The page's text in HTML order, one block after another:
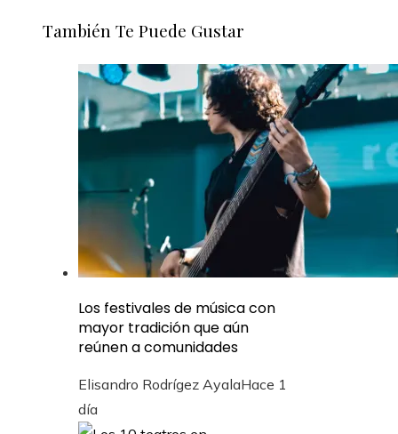
También Te Puede Gustar
Los festivales de música con
mayor tradición que aún
reúnen a comunidades
Elisandro Rodrígez AyalaHace 1
día